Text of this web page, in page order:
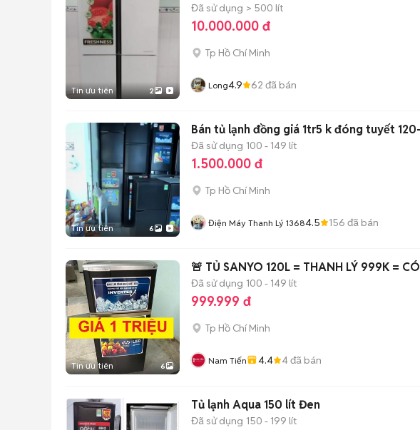
Tin ưu tiên 2
Đã sử dụng > 500 lít
10.000.000 đ
Tp Hồ Chí Minh
Long4.9 62 đã bán
Tin ưu tiên 6
Bán tủ lạnh đồng giá 1tr5 k đóng tuyết
Đã sử dụng 100 - 149 lít
1.500.000 đ
Tp Hồ Chí Minh
Điện Máy Thanh Lý 13684.5 156 đã bán
Tin ưu tiên 6
🚨 TỦ SANYO 120L = THANH LÝ 999K =
Đã sử dụng 100 - 149 lít
999.999 đ
Tp Hồ Chí Minh
Nam Tiến 4.4 4đã bán
Tủ lạnh Aqua 150 lít Đen
Đã sử dụng 150 - 199 lít